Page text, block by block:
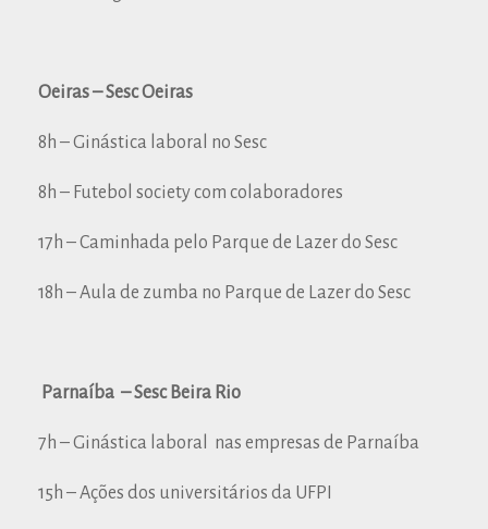
Oeiras – Sesc Oeiras
8h – Ginástica laboral no Sesc
8h – Futebol society com colaboradores
17h – Caminhada pelo Parque de Lazer do Sesc
18h – Aula de zumba no Parque de Lazer do Sesc
Parnaíba – Sesc Beira Rio
7h – Ginástica laboral nas empresas de Parnaíba
15h – Ações dos universitários da UFPI